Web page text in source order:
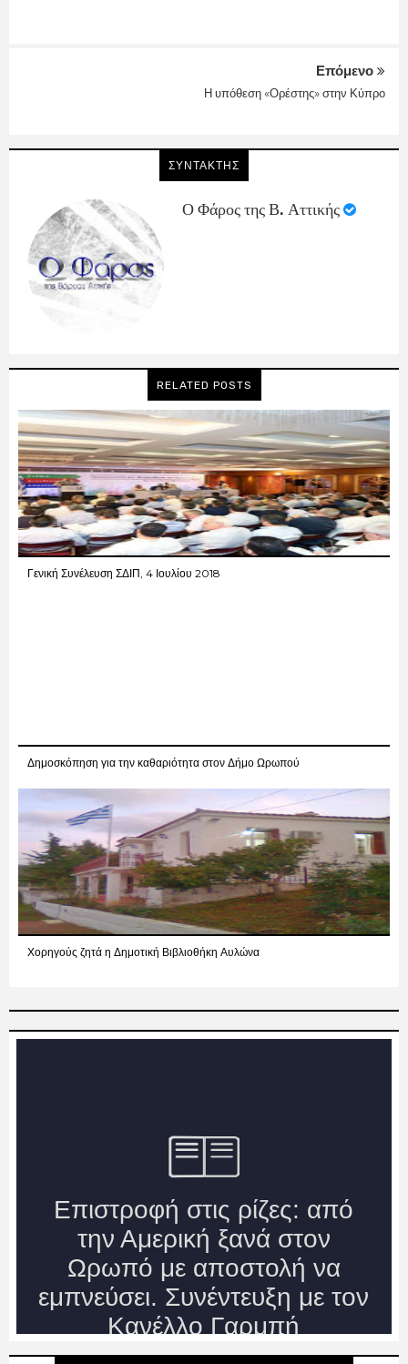
Επόμενο
Η υπόθεση «Ορέστης» στην Κύπρο
ΣΥΝΤΑΚΤΗΣ
Ο Φάρος της Β. Αττικής
RELATED POSTS
Γενική Συνέλευση ΣΔΙΠ, 4 Ιουλίου 2018
Δημοσκόπηση για την καθαριότητα στον Δήμο Ωρωπού
Χορηγούς ζητά η Δημοτική Βιβλιοθήκη Αυλώνα